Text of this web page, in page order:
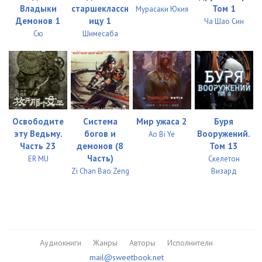
Владыки
Демонов 1
Сю
старшеклассн
ицу 1
Шимесаба
Мурасаки Юкия
Том 1
Ча Шао Син
Освободите
эту Ведьму.
Часть 23
ER MU
Система
богов и
демонов (8
Часть)
Zi Chan Bao Zeng
Мир ужаса 2
Ao Bi Ye
Буря
Вооружений.
Том 13
Скелетон
Визард
Аудиокниги Жанры Авторы
Исполнители
mail@sweetbook.net